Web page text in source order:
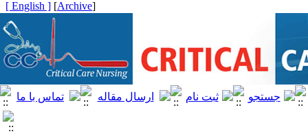
[
Archive
]
[ English ]